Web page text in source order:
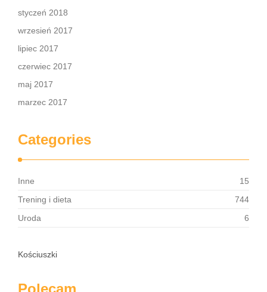
styczeń 2018
wrzesień 2017
lipiec 2017
czerwiec 2017
maj 2017
marzec 2017
Categories
Inne
15
Trening i dieta
744
Uroda
6
Kościuszki
Polecam